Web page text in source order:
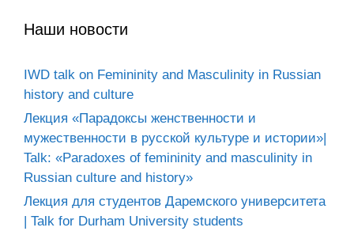
Наши новости
IWD talk on Femininity and Masculinity in Russian
history and culture
Лекция «Парадоксы женственности и
мужественности в русской культуре и истории»|
Talk: «Paradoxes of femininity and masculinity in
Russian culture and history»
Лекция для студентов Даремского университета
| Talk for Durham University students